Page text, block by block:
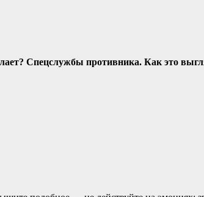
Спецслужбы противника. Как это